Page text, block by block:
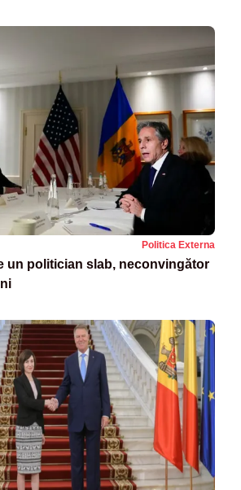
Politica Externa
un politician slab, neconvingător